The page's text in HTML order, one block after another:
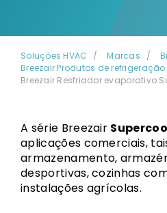
Soluções HVAC Marcas
Breezair Produtos de refrigeração
Breezair Resfriador evaporativo
A série Breezair
aplicações comerciais,
armazenamento,
desportivas, cozinhas
instalações agrícolas.